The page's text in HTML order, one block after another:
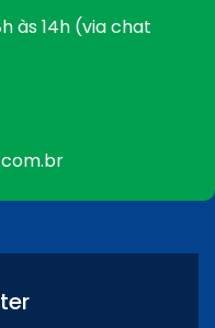
às 14h (via chat